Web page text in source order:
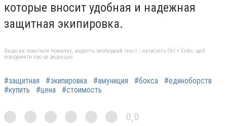
которые вносит удобная и надежная
защитная экипировка.
Якщо ви помітили помилку, виділіть необхідний текст і натисніть Ctrl + Enter, щоб
повідомити про це редакцію
#защитная #экипировка #амуниция #бокса
#единоборств
#купить
#цена #стоимость
0,0